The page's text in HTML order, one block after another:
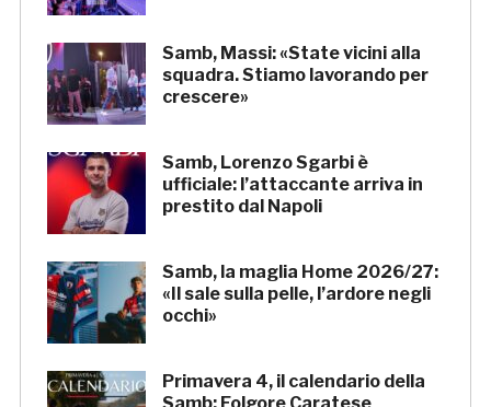
Samb, Massi: «State vicini alla
squadra. Stiamo lavorando per
crescere»
Samb, Lorenzo Sgarbi è
ufficiale: l’attaccante arriva in
prestito dal Napoli
Samb, la maglia Home 2026/27:
«Il sale sulla pelle, l’ardore negli
occhi»
Primavera 4, il calendario della